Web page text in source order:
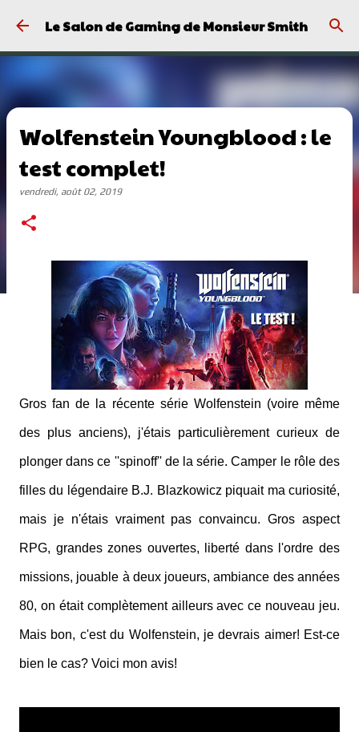
Passer au contenu principal
Le Salon de Gaming de Monsieur Smith
Wolfenstein Youngblood : le
test complet!
vendredi, août 02, 2019
Gros fan de la récente série Wolfenstein (voire même
des plus anciens), j'étais particulièrement curieux de
plonger dans ce ''spinoff'' de la série. Camper le rôle des
filles du légendaire B.J. Blazkowicz piquait ma curiosité,
mais je n'étais vraiment pas convaincu. Gros aspect
RPG, grandes zones ouvertes, liberté dans l'ordre des
missions, jouable à deux joueurs, ambiance des années
80, on était complètement ailleurs avec ce nouveau jeu.
Mais bon, c'est du Wolfenstein, je devrais aimer! Est-ce
bien le cas? Voici mon avis!